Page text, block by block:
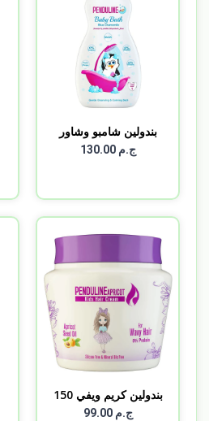
بندولين شامبو وشاور
بيب...ج.م 130.00
بندولين كريم ويفي 150
م...ج.م 99.00